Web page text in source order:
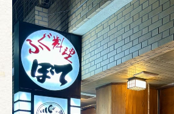
お問い合わせ